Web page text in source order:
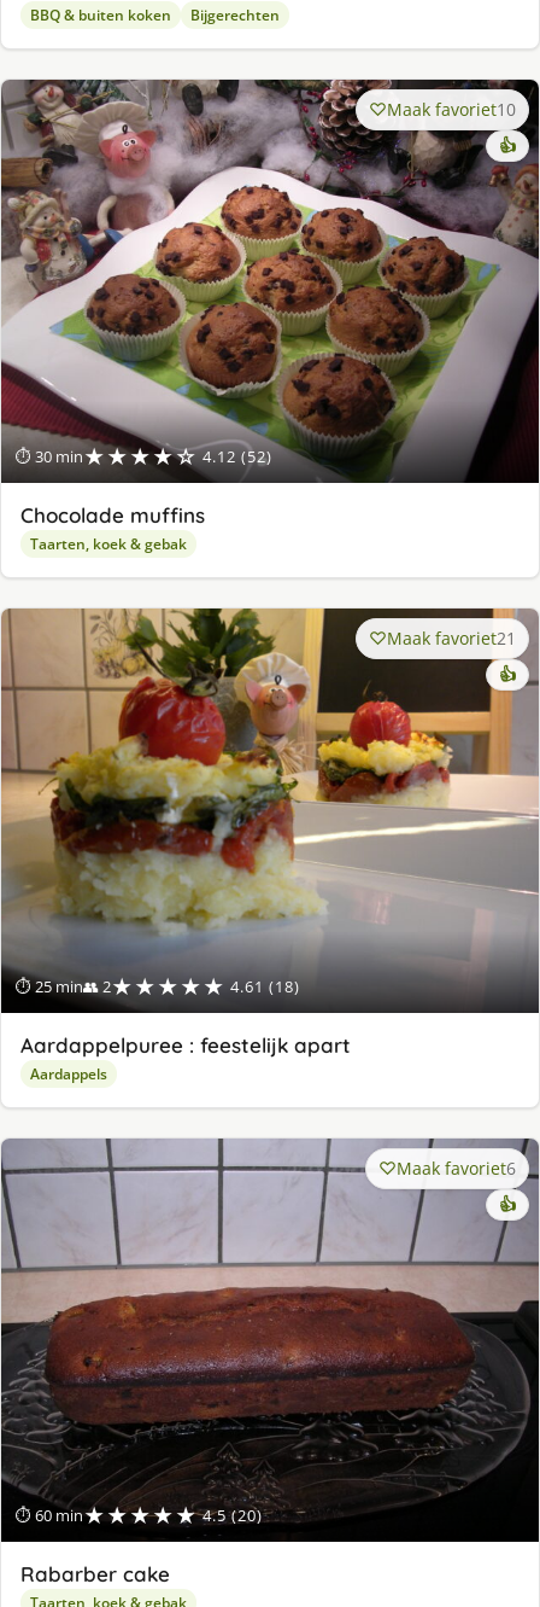
BBQ & buiten koken Bijgerechten
⏱ 30 min★★★★☆ 4.12 (52)
Maak favoriet10
👍
Chocolade muffins
Taarten, koek & gebak
⏱ 25 min👥 2★★★★★ 4.61 (18)
Maak favoriet21
👍
Aardappelpuree : feestelijk apart
Aardappels
⏱ 60 min★★★★★ 4.5 (20)
Maak favoriet6
👍
Rabarber cake
Taarten, koek & gebak